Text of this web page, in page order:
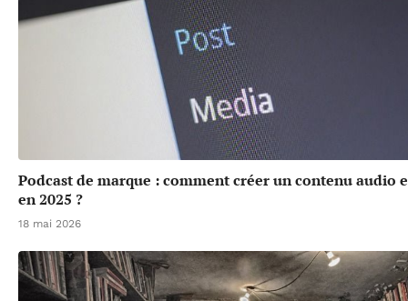
Podcast de marque : comment créer un contenu audio
en 2025 ?
18 mai 2026